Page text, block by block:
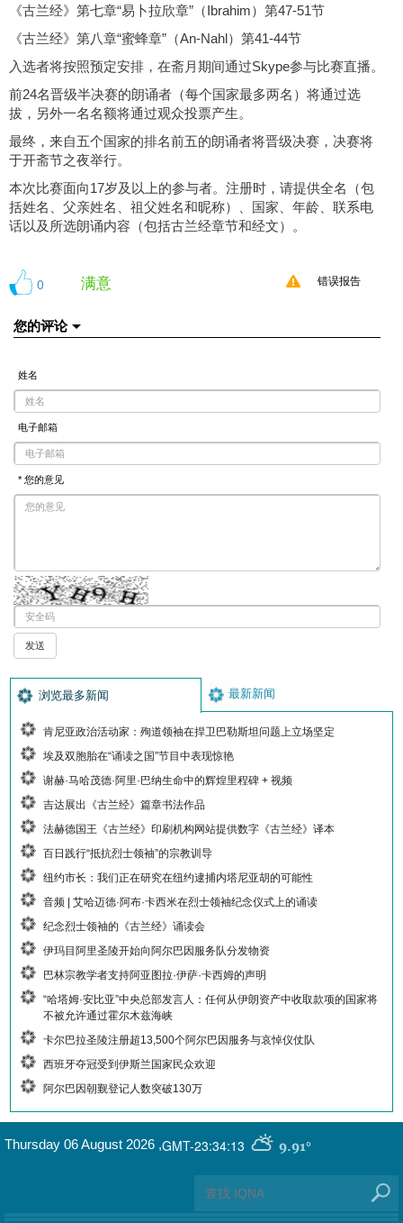
《古兰经》第七章“易卜拉欣章”（Ibrahim）第47-51节
《古兰经》第八章“蜜蜂章”（An-Nahl）第41-44节
入选者将按照预定安排，在斋月期间通过Skype参与比赛直播。
前24名晋级半决赛的朗诵者（每个国家最多两名）将通过选
拔，另外一名名额将通过观众投票产生。
最终，来自五个国家的排名前五的朗诵者将晋级决赛，决赛将
于开斋节之夜举行。
本次比赛面向17岁及以上的参与者。注册时，请提供全名（包
括姓名、父亲姓名、祖父姓名和昵称）、国家、年龄、联系电
话以及所选朗诵内容（包括古兰经章节和经文）。
0 满意 错误报告
您的评论
姓名
电子邮箱
* 您的意见
浏览最多新闻 最新新闻
肯尼亚政治活动家：殉道领袖在捍卫巴勒斯坦问题上立场坚定
埃及双胞胎在“诵读之国”节目中表现惊艳
谢赫·马哈茂德·阿里·巴纳生命中的辉煌里程碑 + 视频
吉达展出《古兰经》篇章书法作品
法赫德国王《古兰经》印刷机构网站提供数字《古兰经》译本
百日践行“抵抗烈士领袖”的宗教训导
纽约市长：我们正在研究在纽约逮捕内塔尼亚胡的可能性
音频 | 艾哈迈德·阿布·卡西米在烈士领袖纪念仪式上的诵读
纪念烈士领袖的《古兰经》诵读会
伊玛目阿里圣陵开始向阿尔巴因服务队分发物资
巴林宗教学者支持阿亚图拉·伊萨·卡西姆的声明
“哈塔姆·安比亚”中央总部发言人：任何从伊朗资产中收取款项的国家将
不被允许通过霍尔木兹海峡
卡尔巴拉圣陵注册超13,500个阿尔巴因服务与哀悼仪仗队
西班牙夺冠受到伊斯兰国家民众欢迎
阿尔巴因朝觐登记人数突破130万
GMT-23:34:13 9.91°
Thursday 06 August 2026 ,